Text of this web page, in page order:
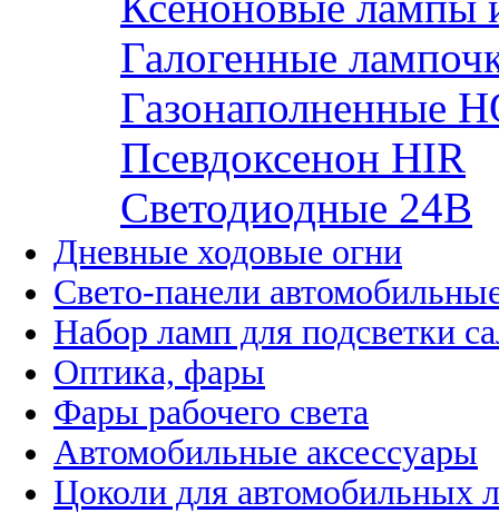
Галогенные
Газонаполненные
Псевдоксенон HIR
Cветодиодные 24B
Дневные ходовые огни
Свето-панели
Набор ламп для подсветки
Оптика, фары
Фары рабочего света
Автомобильные аксессуары
Цоколи для автомобильных